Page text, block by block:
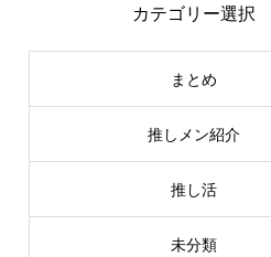
カテゴリー選択
まとめ
推しメン紹介
推し活
未分類